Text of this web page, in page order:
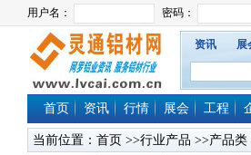
资讯 展
首页 资讯 行情 展会 工程
当前位置： 首页 >>行业产品 >>产品类